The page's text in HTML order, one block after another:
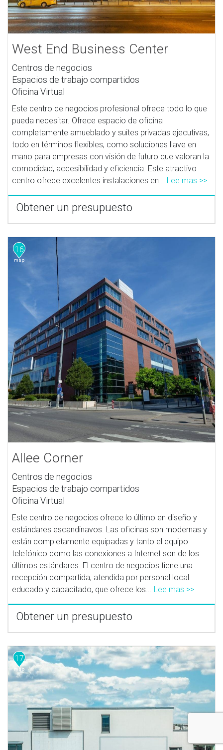
West End Business Center
Centros de negocios
Espacios de trabajo compartidos
Oficina Virtual
Este centro de negocios profesional ofrece todo lo que
pueda necesitar. Ofrece espacio de oficina
completamente amueblado y suites privadas ejecutivas,
todo en términos flexibles, como soluciones llave en
mano para empresas con visión de futuro que valoran la
comodidad, accesibilidad y eficiencia. Este atractivo
centro ofrece excelentes instalaciones en... Lee mas >>
Obtener un presupuesto
16
Allee Corner
Centros de negocios
Espacios de trabajo compartidos
Oficina Virtual
Este centro de negocios ofrece lo último en diseño y
estándares escandinavos. Las oficinas son modernas y
están completamente equipadas y tanto el equipo
telefónico como las conexiones a Internet son de los
últimos estándares. El centro de negocios tiene una
recepción compartida, atendida por personal local
educado y capacitado, que ofrece los... Lee mas >>
Obtener un presupuesto
17